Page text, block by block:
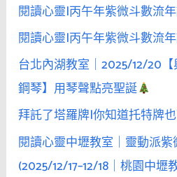
編
要
她
去
的
理
由，
成
功
閱讀心靈|丙午年紫微斗數流
閱讀心靈|丙午年紫微斗數流
台北內湖教室｜2025/12/20
鋼琴】用琴聲點亮聖誕
拜託了塔羅牌|你知道托特牌
閱讀心靈中壢教室｜靈動派
(2025/12/17–12/18｜桃園中壢